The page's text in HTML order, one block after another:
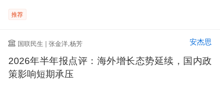
推荐
国联民生 | 张金洋,杨芳 安杰思
2026年半年报点评：海外增长态势延续，国内政
策影响短期承压